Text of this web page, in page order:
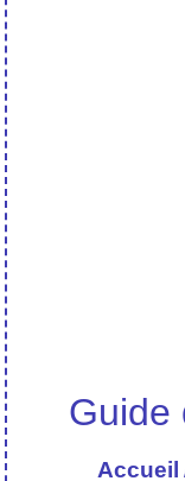
Guide
Accueil